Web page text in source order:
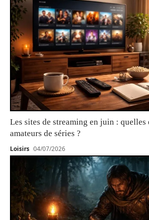
Les sites de streaming en juin :
amateurs de séries ?
Loisirs 04/07/2026